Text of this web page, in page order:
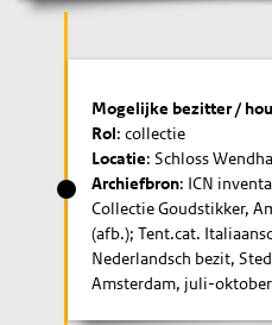
Mogelijke bezitter /
Rol: collectie
Locatie: Schloss
Archiefbron: ICN
Collectie Goudstikker,
(afb.); Tent.cat.
Nederlandsch bezit,
Amsterdam, juli-